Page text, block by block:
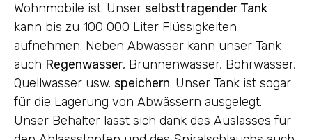
Wohnmobile ist. Unser selbsttragender Tank
kann bis zu 100 000 Liter Flüssigkeiten
aufnehmen. Neben Abwasser kann unser Tank
auch Regenwasser, Brunnenwasser, Bohrwasser,
Quellwasser usw. speichern. Unser Tank ist sogar
für die Lagerung von Abwässern ausgelegt.
Unser Behälter lässt sich dank des Auslasses für